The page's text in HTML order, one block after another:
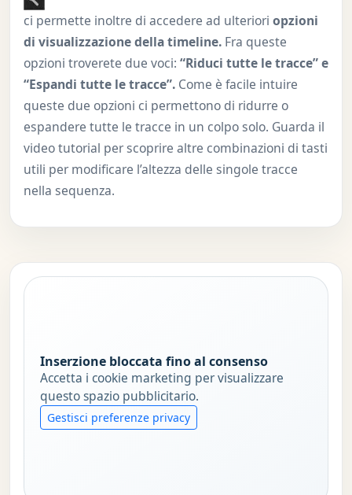
ci permette inoltre di accedere ad ulteriori opzioni
di visualizzazione della timeline.Fra queste
opzioni troverete due voci: “Riduci tutte le tracce” e
“Espandi tutte le tracce”.Come è facile intuire
queste due opzioni ci permettono di ridurre o
espandere tutte le tracce in un colpo solo. Guarda il
video tutorial per scoprire altre combinazioni di tasti
utili per modificare l’altezza delle singole tracce
nella sequenza.
Inserzione bloccata fino al consenso
Accetta i cookie marketing per visualizzare
questo spazio pubblicitario.
Gestisci preferenze privacy